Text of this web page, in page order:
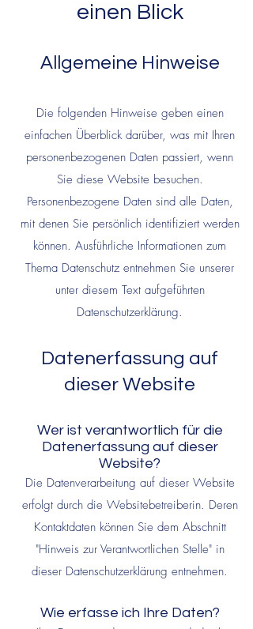
einen Blick
Allgemeine Hinweise
Die folgenden Hinweise geben einen
einfachen Überblick darüber, was mit Ihren
personenbezogenen Daten passiert, wenn
Sie diese Website besuchen.
Personenbezogene Daten sind alle Daten,
mit denen Sie persönlich identifiziert werden
können. Ausführliche Informationen zum
Thema Datenschutz entnehmen Sie unserer
unter diesem Text aufgeführten
Datenschutzerklärung.
Datenerfassung auf
dieser Website
Wer ist verantwortlich für die
Datenerfassung auf dieser
Website?
Die Datenverarbeitung auf dieser Website
erfolgt durch die Websitebetreiberin. Deren
Kontaktdaten können Sie dem Abschnitt
"Hinweis zur Verantwortlichen Stelle" in
dieser Datenschutzerklärung entnehmen.
Wie erfasse ich Ihre Daten?